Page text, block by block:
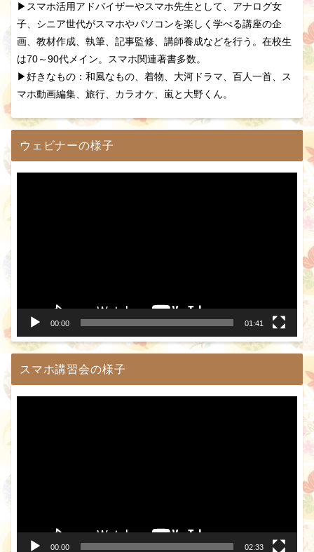
▶スマホ活用アドバイザーやスマホ先生として、アナログ女
子、シニア世代がスマホやパソコンを楽しく学べる講座の企
画、教材作成、執筆、記事監修、講師養成などを行う。在校生
は70～90代メイン。スマホ関連著書多数。
▶好きなもの：和風なもの、着物、大河ドラマ、百人一首、ス
マホ動画編集、旅行、カラオケ、嵐と大野くん。
ウェビナーの様子
00:00 01:41
スマホ講習会の様子
00:00 02:33